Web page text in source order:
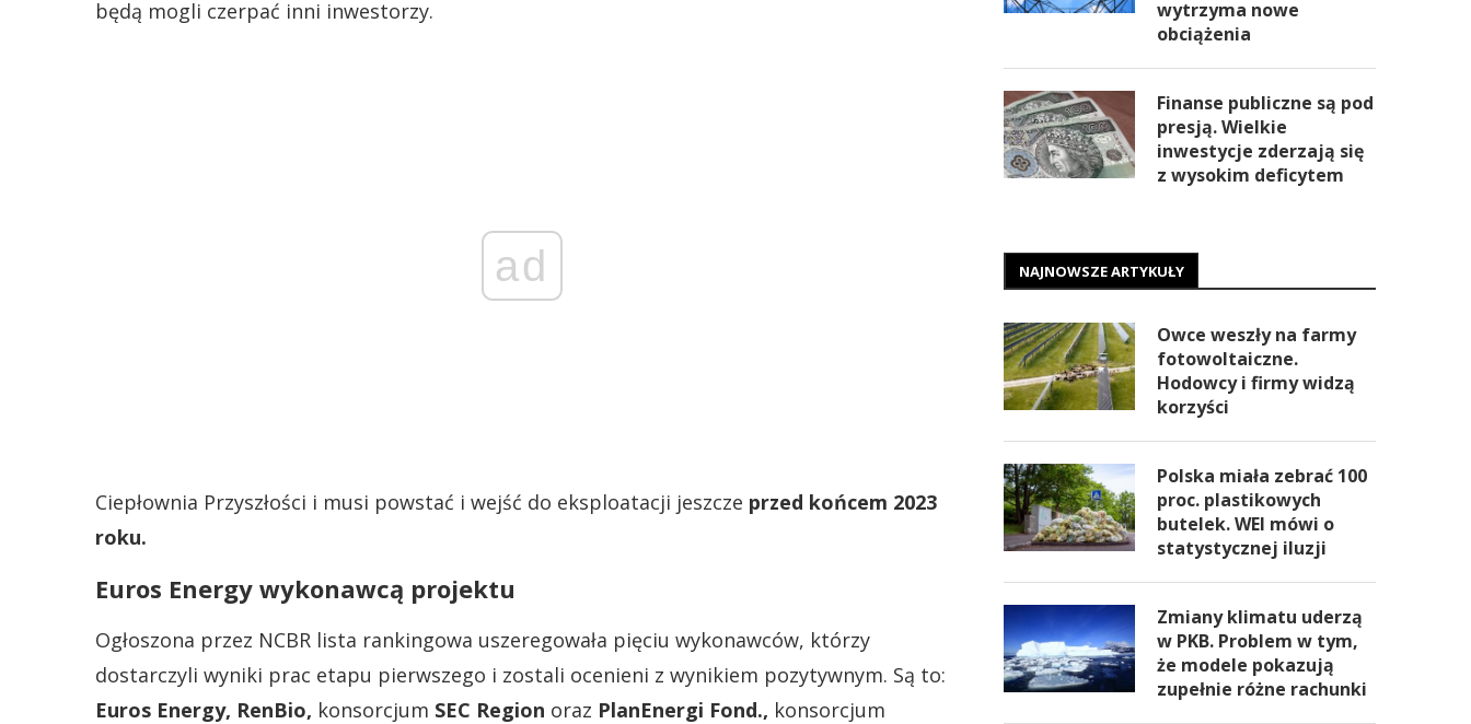
będą mogli czerpać inni inwestorzy.
ad
Ciepłownia Przyszłości i musi powstać i wejść do eksploatacji jeszcze przed końcem 2023
roku.
Euros Energy wykonawcą projektu
Ogłoszona przez NCBR lista rankingowa uszeregowała pięciu wykonawców, którzy
dostarczyli wyniki prac etapu pierwszego i zostali ocenieni z wynikiem pozytywnym. Są to:
Euros Energy, RenBio, konsorcjum SEC Region oraz PlanEnergi Fond., konsorcjum
wytrzyma nowe
obciążenia
Finanse publiczne są pod
presją. Wielkie
inwestycje zderzają się
z wysokim deficytem
NAJNOWSZE ARTYKUŁY
Owce weszły na farmy
fotowoltaiczne.
Hodowcy i firmy widzą
korzyści
Polska miała zebrać 100
proc. plastikowych
butelek. WEI mówi o
statystycznej iluzji
Zmiany klimatu uderzą
w PKB. Problem w tym,
że modele pokazują
zupełnie różne rachunki